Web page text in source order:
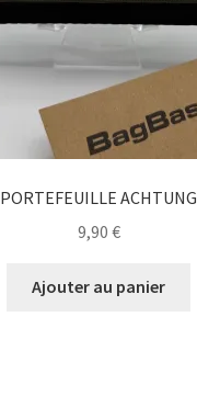
PORTEFEUILLE ACHTUNG
9,90 €
Ajouter au panier